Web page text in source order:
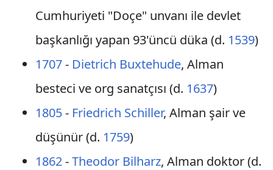
Cumhuriyeti "Doçe" unvanı ile devlet
başkanlığı yapan 93'üncü düka (d. 1539)
1707- Dietrich Buxtehude, Alman
besteci ve org sanatçısı (d. 1637)
1805- Friedrich Schiller, Alman şair ve
düşünür (d. 1759)
1862-Theodor Bilharz, Alman doktor (d.